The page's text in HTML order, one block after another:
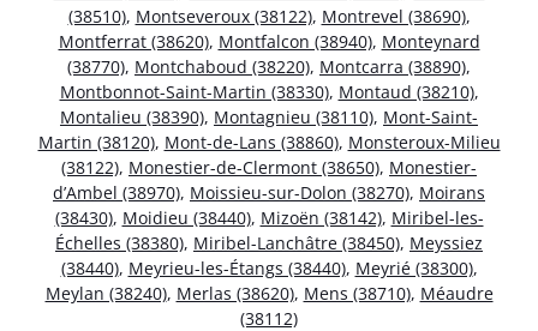
(38510), Montseveroux (38122), Montrevel (38690),
Montferrat (38620), Montfalcon (38940), Monteynard
(38770), Montchaboud (38220), Montcarra (38890),
Montbonnot-Saint-Martin (38330), Montaud (38210),
Montalieu (38390), Montagnieu (38110), Mont-Saint-
Martin (38120), Mont-de-Lans (38860), Monsteroux-Milieu
(38122), Monestier-de-Clermont (38650), Monestier-
d’Ambel (38970), Moissieu-sur-Dolon (38270), Moirans
(38430), Moidieu (38440), Mizoën (38142), Miribel-les-
Échelles (38380), Miribel-Lanchâtre (38450), Meyssiez
(38440), Meyrieu-les-Étangs (38440), Meyrié (38300),
Meylan (38240), Merlas (38620), Mens (38710), Méaudre
(38112)